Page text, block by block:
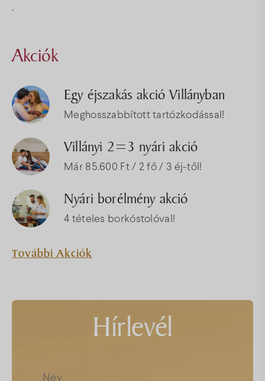
.
Akciók
Egy éjszakás akció Villányban
Meghosszabbított tartózkodással!
Villányi 2=3 nyári akció
Már 85.600 Ft / 2 fő / 3 éj-től!
Nyári borélmény akció
4 tételes borkóstolóval!
További Akciók
Hírlevél